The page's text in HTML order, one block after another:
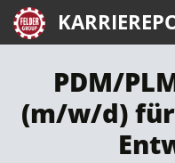
PDM/
(m/w/d)